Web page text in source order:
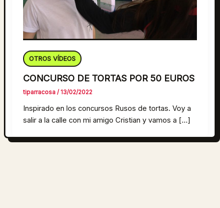
OTROS VÍDEOS
CONCURSO DE TORTAS POR 50 EUROS
tiparracosa/13/02/2022
Inspirado en los concursos Rusos de tortas. Voy a
salir a la calle con mi amigo Cristian y vamos a […]